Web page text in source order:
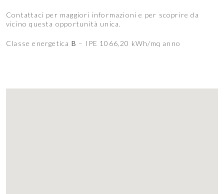
Contattaci per maggiori informazioni e per scoprire da
vicino questa opportunità unica.
Classe energetica B – IPE 1066,20 kWh/mq anno